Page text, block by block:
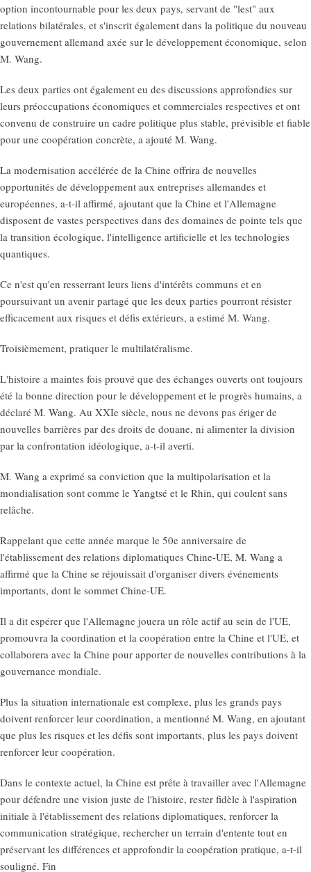
option incontournable pour les deux pays, servant de "lest" aux
relations bilatérales, et s'inscrit également dans la politique du nouveau
gouvernement allemand axée sur le développement économique, selon
M. Wang.
Les deux parties ont également eu des discussions approfondies sur
leurs préoccupations économiques et commerciales respectives et ont
convenu de construire un cadre politique plus stable, prévisible et fiable
pour une coopération concrète, a ajouté M. Wang.
La modernisation accélérée de la Chine offrira de nouvelles
opportunités de développement aux entreprises allemandes et
européennes, a-t-il affirmé, ajoutant que la Chine et l'Allemagne
disposent de vastes perspectives dans des domaines de pointe tels que
la transition écologique, l'intelligence artificielle et les technologies
quantiques.
Ce n'est qu'en resserrant leurs liens d'intérêts communs et en
poursuivant un avenir partagé que les deux parties pourront résister
efficacement aux risques et défis extérieurs, a estimé M. Wang.
Troisièmement, pratiquer le multilatéralisme.
L'histoire a maintes fois prouvé que des échanges ouverts ont toujours
été la bonne direction pour le développement et le progrès humains, a
déclaré M. Wang. Au XXIe siècle, nous ne devons pas ériger de
nouvelles barrières par des droits de douane, ni alimenter la division
par la confrontation idéologique, a-t-il averti.
M. Wang a exprimé sa conviction que la multipolarisation et la
mondialisation sont comme le Yangtsé et le Rhin, qui coulent sans
relâche.
Rappelant que cette année marque le 50e anniversaire de
l'établissement des relations diplomatiques Chine-UE, M. Wang a
affirmé que la Chine se réjouissait d'organiser divers événements
importants, dont le sommet Chine-UE.
Il a dit espérer que l'Allemagne jouera un rôle actif au sein de l'UE,
promouvra la coordination et la coopération entre la Chine et l'UE, et
collaborera avec la Chine pour apporter de nouvelles contributions à la
gouvernance mondiale.
Plus la situation internationale est complexe, plus les grands pays
doivent renforcer leur coordination, a mentionné M. Wang, en ajoutant
que plus les risques et les défis sont importants, plus les pays doivent
renforcer leur coopération.
Dans le contexte actuel, la Chine est prête à travailler avec l'Allemagne
pour défendre une vision juste de l'histoire, rester fidèle à l'aspiration
initiale à l'établissement des relations diplomatiques, renforcer la
communication stratégique, rechercher un terrain d'entente tout en
préservant les différences et approfondir la coopération pratique, a-t-il
souligné. Fin